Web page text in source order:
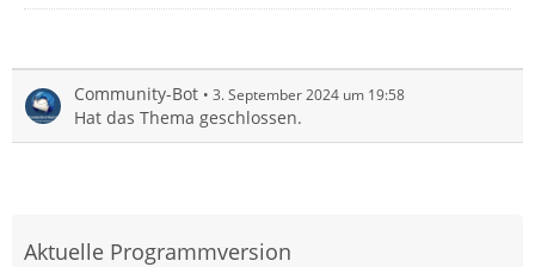
Community-Bot 3. September 2024 um 19:58
Hat das Thema geschlossen.
Aktuelle Programmversion